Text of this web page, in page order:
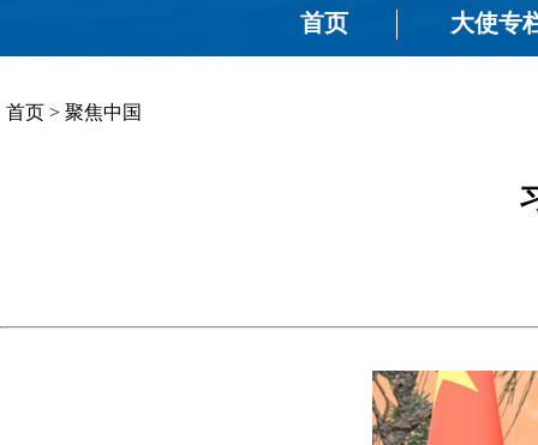
首页 大使专
首页 > 聚焦中国